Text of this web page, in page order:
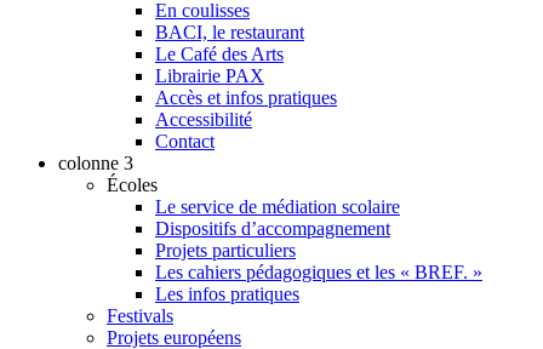
En coulisses
BACI, le restaurant
Le Café des Arts
Librairie PAX
Accès et infos pratiques
Accessibilité
Contact
colonne 3
Écoles
Le service de médiation scolaire
Dispositifs d’accompagnement
Projets particuliers
Les cahiers pédagogiques et les « BREF. »
Les infos pratiques
Festivals
Projets européens